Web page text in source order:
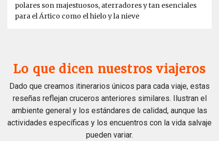
polares son majestuosos, aterradores y tan esenciales
para el Ártico como el hielo y la nieve
Lo que dicen nuestros viajeros
Dado que creamos itinerarios únicos para cada viaje, estas
reseñas reflejan cruceros anteriores similares. Ilustran el
ambiente general y los estándares de calidad, aunque las
actividades específicas y los encuentros con la vida salvaje
pueden variar.